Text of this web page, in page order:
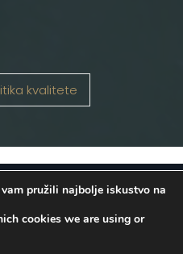
kvalitete
2026
. Configured
prava pridržana.
pružili najbolje iskustvo na
cookies we are using or